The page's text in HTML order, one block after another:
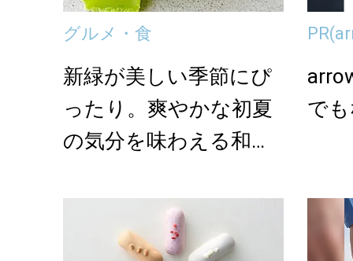
グルメ・食
新緑が美しい季節にぴ
ったり。爽やかな初夏
の気分を味わえる和菓
り...
PR
で